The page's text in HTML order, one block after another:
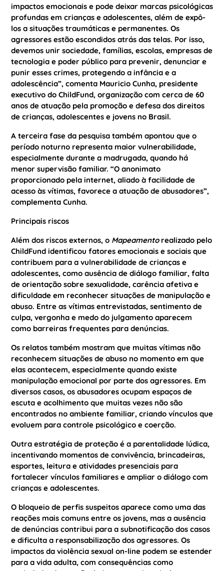
impactos emocionais e pode deixar marcas psicológicas
profundas em crianças e adolescentes, além de expô-
los a situações traumáticas e permanentes. Os
agressores estão escondidos atrás das telas. Por isso,
devemos unir sociedade, famílias, escolas, empresas de
tecnologia e poder público para prevenir, denunciar e
punir esses crimes, protegendo a infância e a
adolescência”, comenta Mauricio Cunha, presidente
executivo do ChildFund, organização com cerca de 60
anos de atuação pela promoção e defesa dos direitos
de crianças, adolescentes e jovens no Brasil.
A terceira fase da pesquisa também apontou que o
período noturno representa maior vulnerabilidade,
especialmente durante a madrugada, quando há
menor supervisão familiar. “O anonimato
proporcionado pela internet, aliado à facilidade de
acesso às vítimas, favorece a atuação de abusadores”,
complementa Cunha.
Principais riscos
Além dos riscos externos, o Mapeamentorealizado pelo
ChildFund identificou fatores emocionais e sociais que
contribuem para a vulnerabilidade de crianças e
adolescentes, como ausência de diálogo familiar, falta
de orientação sobre sexualidade, carência afetiva e
dificuldade em reconhecer situações de manipulação e
abuso. Entre as vítimas entrevistadas, sentimento de
culpa, vergonha e medo do julgamento aparecem
como barreiras frequentes para denúncias.
Os relatos também mostram que muitas vítimas não
reconhecem situações de abuso no momento em que
elas acontecem, especialmente quando existe
manipulação emocional por parte dos agressores. Em
diversos casos, os abusadores ocupam espaços de
escuta e acolhimento que muitas vezes não são
encontrados no ambiente familiar, criando vínculos que
evoluem para controle psicológico e coerção.
Outra estratégia de proteção é a parentalidade lúdica,
incentivando momentos de convivência, brincadeiras,
esportes, leitura e atividades presenciais para
fortalecer vínculos familiares e ampliar o diálogo com
crianças e adolescentes.
O bloqueio de perfis suspeitos aparece como uma das
reações mais comuns entre os jovens, mas a ausência
de denúncias contribui para a subnotificação dos casos
e dificulta a responsabilização dos agressores. Os
impactos da violência sexual on-line podem se estender
para a vida adulta, com consequências como